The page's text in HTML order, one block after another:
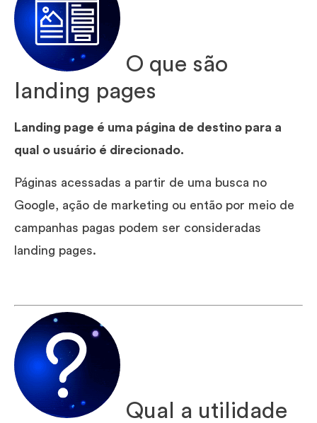
O que são
landing pages
Landing page é uma página de destino para a
qual o usuário é direcionado.
Páginas acessadas a partir de uma busca no
Google, ação de marketing ou então por meio de
campanhas pagas podem ser consideradas
landing pages.
Qual a utilidade